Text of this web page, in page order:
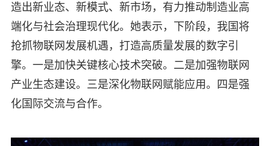
造出新业态、新模式、新市场，有力推动制造业高
端化与社会治理现代化。她表示，下阶段，我国将
抢抓物联网发展机遇，打造高质量发展的数字引
擎。一是加快关键核心技术突破。二是加强物联网
产业生态建设。三是深化物联网赋能应用。四是强
化国际交流与合作。